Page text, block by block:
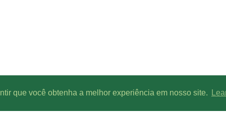
que você obtenha a melhor experiência em nosso site.